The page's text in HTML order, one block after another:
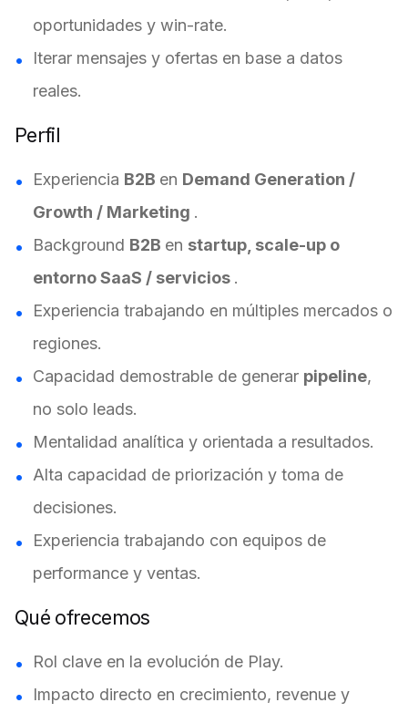
oportunidades y win-rate.
Iterar mensajes y ofertas en base a datos
reales.
Perfil
Experiencia B2B en Demand Generation /
Growth / Marketing .
Background B2B en startup, scale-up o
entorno SaaS / servicios .
Experiencia trabajando en múltiples mercados o
regiones.
Capacidad demostrable de generar pipeline,
no solo leads.
Mentalidad analítica y orientada a resultados.
Alta capacidad de priorización y toma de
decisiones.
Experiencia trabajando con equipos de
performance y ventas.
Qué ofrecemos
Rol clave en la evolución de Play.
Impacto directo en crecimiento, revenue y